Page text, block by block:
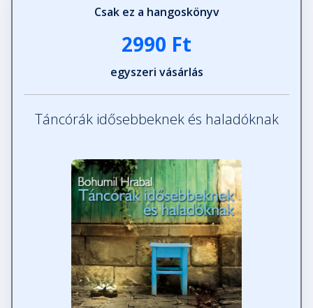
Csak ez a hangoskönyv
2990 Ft
egyszeri vásárlás
Táncórák idősebbeknek és haladóknak